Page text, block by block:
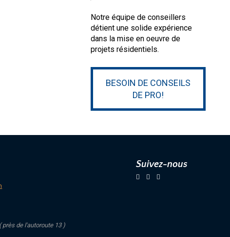
Notre équipe de conseillers
détient une solide expérience
dans la mise en oeuvre de
projets résidentiels.
BESOIN DE CONSEILS
DE PRO!
près de l'autoroute 13 )
Suivez-nous